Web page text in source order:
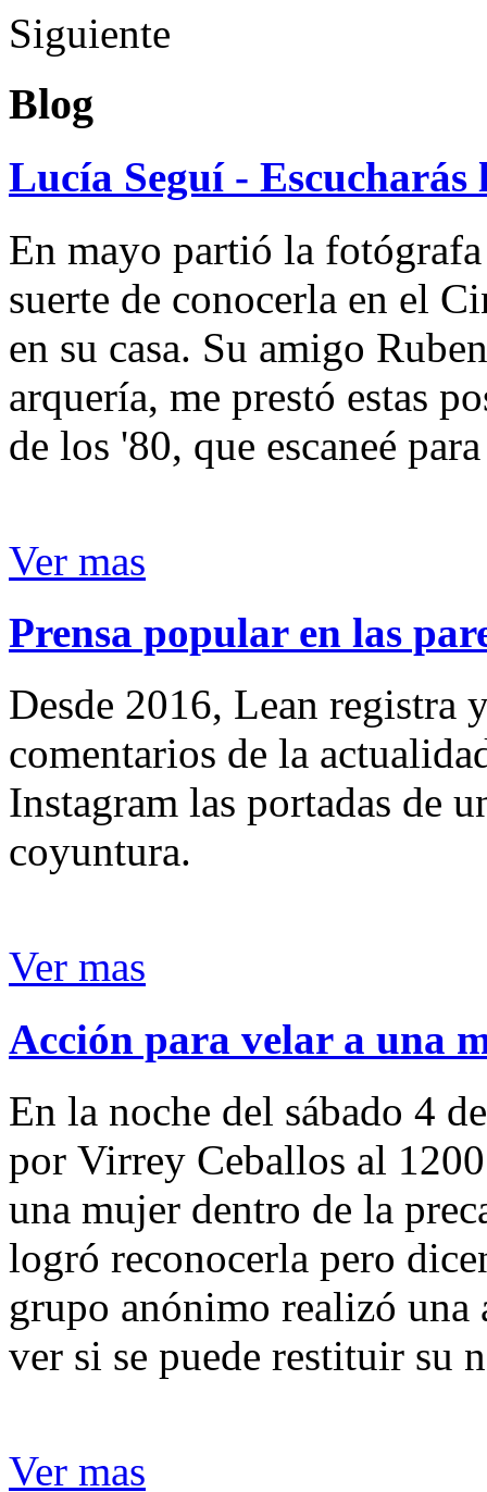
Siguiente
Blog
Lucía Seguí - Escucharás
En mayo partió la
suerte de conocerla en el
en su casa. Su amigo
arquería, me prestó estas
de los '80, que escaneé
Ver mas
Prensa popular en las
Desde 2016, Lean registra
comentarios de la
Instagram las portadas de
coyuntura.
Ver mas
Acción para velar a una
En la noche del sábado 4
por Virrey Ceballos al
una mujer dentro de la
logró reconocerla pero
grupo anónimo realizó
ver si se puede restituir su
Ver mas